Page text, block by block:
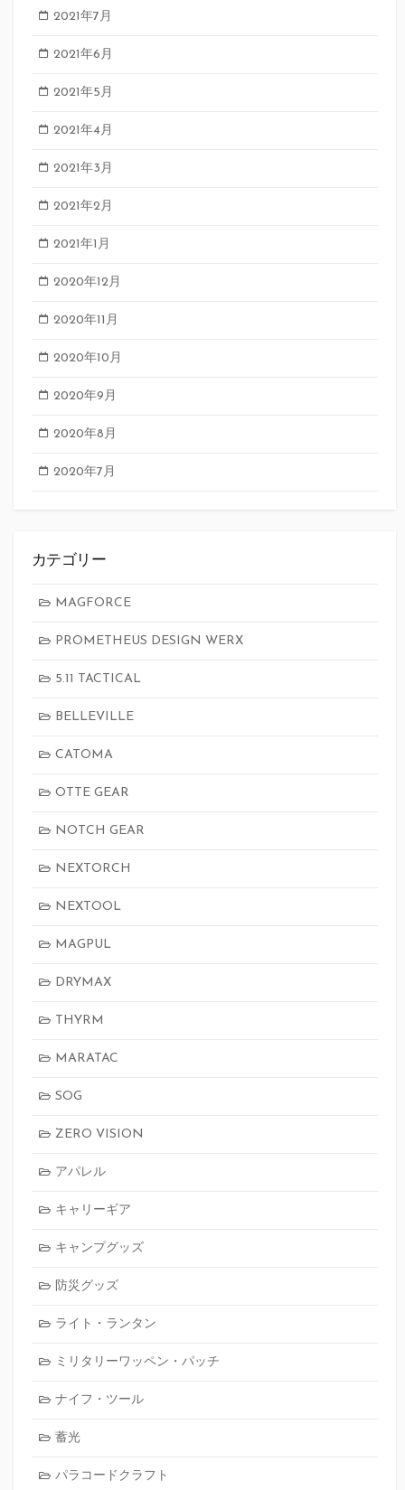
2021年7月
2021年6月
2021年5月
2021年4月
2021年3月
2021年2月
2021年1月
2020年12月
2020年11月
2020年10月
2020年9月
2020年8月
2020年7月
カテゴリー
MAGFORCE
PROMETHEUS DESIGN WERX
5.11 TACTICAL
BELLEVILLE
CATOMA
OTTE GEAR
NOTCH GEAR
NEXTORCH
NEXTOOL
MAGPUL
DRYMAX
THYRM
MARATAC
SOG
ZERO VISION
アパレル
キャリーギア
キャンプグッズ
防災グッズ
ライト・ランタン
ミリタリーワッペン・パッチ
ナイフ・ツール
蓄光
パラコードクラフト